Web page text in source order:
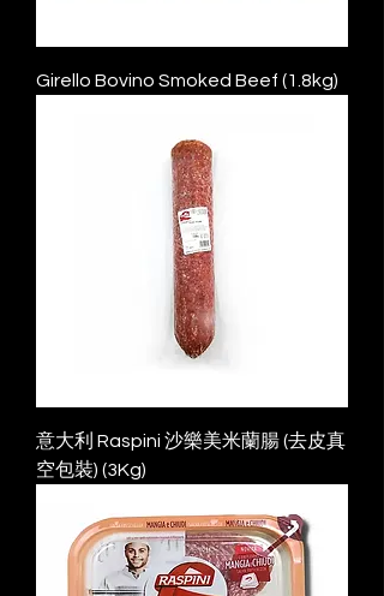
Girello Bovino Smoked Beef (1.8kg)
意大利 Raspini 沙樂美米蘭腸 (去皮真
空包裝) (3Kg)